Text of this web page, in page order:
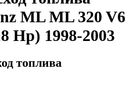
ML ML 320 V6
Hp) 1998-2003
топлива